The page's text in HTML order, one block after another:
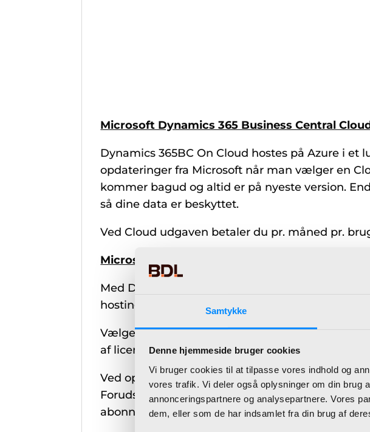
Samtykke
Denne hjemmeside bruger cookies
Vi bruger cookies til at tilpasse vores indhold og
vores trafik. Vi deler også oplysninger om din brug
annonceringspartnere og analysepartnere. Vores
dem, eller som de har indsamlet fra din brug af
Microsoft Dynamics 365 Business Central
Dynamics 365BC On Cloud hostes på Azure i
opdateringer fra Microsoft når man vælger en
kommer bagud og altid er på nyeste version.
så dine data er beskyttet.
Ved Cloud udgaven betaler du pr. måned pr.
Microsoft Dynamics 365 Business Central On-
Med Dynamics 365BC On Prem, er det op til
hostingcenter eller hos Microsoft på Azure.
Vælger man at kører Dynamics 365BC On Prem
af licensens pålydende. Dette giver adgang til
Ved opgradering fraNAVtil Dynamics 365BC
Forudsætter et aktivt abonnement og at
abonnement, er der også